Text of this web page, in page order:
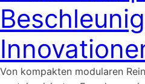
Von kompakten modularen